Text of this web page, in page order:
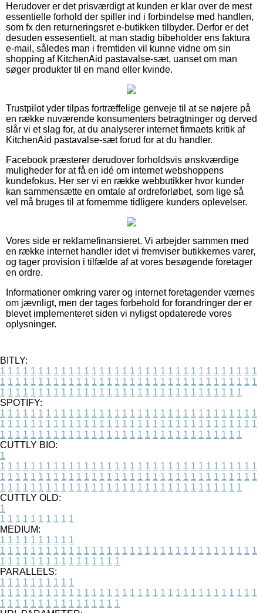
Herudover er det prisværdigt at kunden er klar over de mest
essentielle forhold der spiller ind i forbindelse med handlen,
som fx den returneringsret e-butikken tilbyder. Derfor er det
desuden essesentielt, at man stadig bibeholder ens faktura
e-mail, således man i fremtiden vil kunne vidne om sin
shopping af KitchenAid pastavalse-sæt, uanset om man
søger produkter til en mand eller kvinde.
Trustpilot yder tilpas fortræffelige genveje til at se nøjere på
en række nuværende konsumenters betragtninger og derved
slår vi et slag for, at du analyserer internet firmaets kritik af
KitchenAid pastavalse-sæt forud for at du handler.
Facebook præsterer derudover forholdsvis ønskværdige
muligheder for at få en idé om internet webshoppens
kundefokus. Her ser vi en række webbutikker hvor kunder
kan sammensætte en omtale af ordreforløbet, som lige så
vel må bruges til at fornemme tidligere kunders oplevelser.
Vores side er reklamefinansieret. Vi arbejder sammen med
en række internet handler idet vi fremviser butikkernes varer,
og tager provision i tilfælde af at vores besøgende foretager
en ordre.
Informationer omkring varer og internet foretagender værnes
om jævnligt, men der tages forbehold for forandringer der er
blevet implementeret siden vi nyligst opdaterede vores
oplysninger.
BITLY:
1 1 1 1 1 1 1 1 1 1 1 1 1 1 1 1 1 1 1 1 1 1 1 1 1 1 1 1 1 1 1 1 1 1
1 1 1 1 1 1 1 1 1 1 1 1 1 1 1 1 1 1 1 1 1 1 1 1 1 1 1 1 1 1 1 1 1 1
1 1 1 1 1 1 1 1 1 1 1 1 1 1 1 1 1 1 1 1 1 1 1 1 1 1 1 1 1 1 1 1
SPOTIFY:
1 1 1 1 1 1 1 1 1 1 1 1 1 1 1 1 1 1 1 1 1 1 1 1 1 1 1 1 1 1 1 1 1 1
1 1 1 1 1 1 1 1 1 1 1 1 1 1 1 1 1 1 1 1 1 1 1 1 1 1 1 1 1 1 1 1 1 1
1 1 1 1 1 1 1 1 1 1 1 1 1 1 1 1 1 1 1 1 1 1 1 1 1 1 1 1 1 1 1 1
CUTTLY BIO:
1
1 1 1 1 1 1 1 1 1 1 1 1 1 1 1 1 1 1 1 1 1 1 1 1 1 1 1 1 1 1 1 1 1 1
1 1 1 1 1 1 1 1 1 1 1 1 1 1 1 1 1 1 1 1 1 1 1 1 1 1 1 1 1 1 1 1 1 1
1 1 1 1 1 1 1 1 1 1 1 1 1 1 1 1 1 1 1 1 1 1 1 1 1 1 1 1 1 1 1 1
CUTTLY OLD:
1
1 1 1 1 1 1 1 1 1 1
MEDIUM:
1 1 1 1 1 1 1 1 1 1
1 1 1 1 1 1 1 1 1 1 1 1 1 1 1 1 1 1 1 1 1 1 1 1 1 1 1 1 1 1 1 1 1 1
1 1 1 1 1 1 1 1 1 1 1 1 1 1 1 1
PARALLELS:
1 1 1 1 1 1 1 1 1 1
1 1 1 1 1 1 1 1 1 1 1 1 1 1 1 1 1 1 1 1 1 1 1 1 1 1 1 1 1 1 1 1 1 1
1 1 1 1 1 1 1 1 1 1 1 1 1 1 1 1